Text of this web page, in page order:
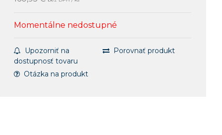
Momentálne nedostupné
Upozorniť na
dostupnosť tovaru
Porovnať produkt
Otázka na produkt